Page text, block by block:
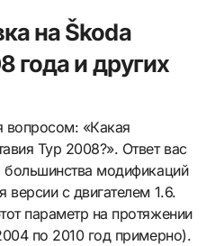
на Škoda
года и других
вопросом: «Какая
Тур 2008?». Ответ вас
большинства модификаций
версии с двигателем 1.6.
параметр на протяжении
по 2010 год примерно).